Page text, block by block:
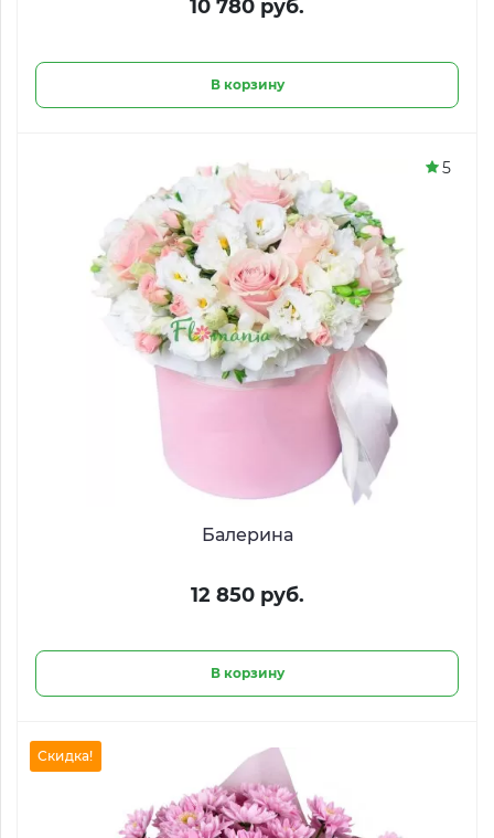
10 780 руб.
В корзину
Балерина
12 850 руб.
В корзину
5
Скидка!